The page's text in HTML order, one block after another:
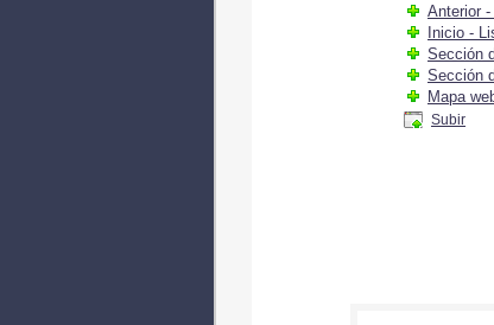
Anterior
Inicio -
Sección
Sección
Mapa
Subir